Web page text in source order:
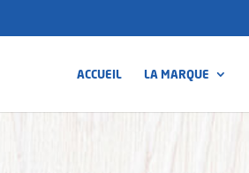
ACCUEIL LA MARQUE